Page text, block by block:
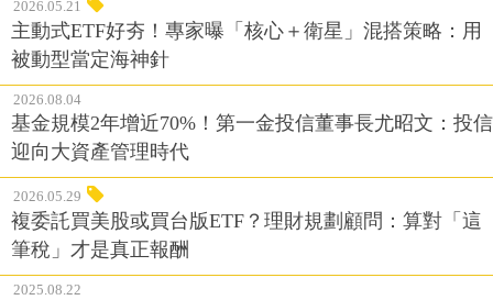
2026.05.21
主動式ETF好夯！專家曝「核心＋衛星」混搭策略：用
被動型當定海神針
2026.08.04
基金規模2年增近70%！第一金投信董事長尤昭文：投信
迎向大資產管理時代
2026.05.29
複委託買美股或買台版ETF？理財規劃顧問：算對「這
筆稅」才是真正報酬
2025.08.22